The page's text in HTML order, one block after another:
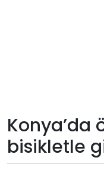
Künye
Giriş
Yap
Konya’da
bisikletle